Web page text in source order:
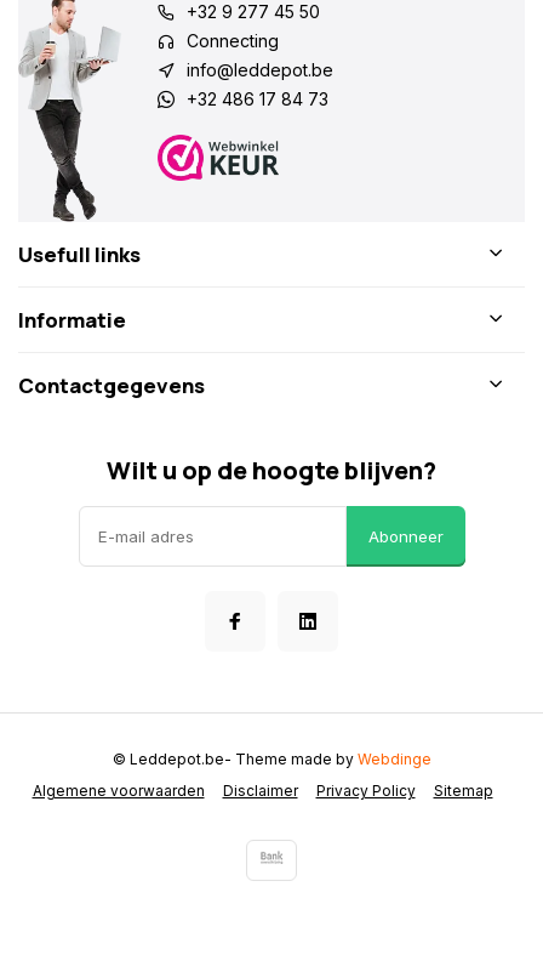
+32 9 277 45 50
Connecting
info@leddepot.be
+32 486 17 84 73
Usefull links
Informatie
Contactgegevens
Wilt u op de hoogte blijven?
Abonneer
Algemene voorwaarden Disclaimer Privacy Policy Sitemap
© Leddepot.be- Theme made by Webdinge